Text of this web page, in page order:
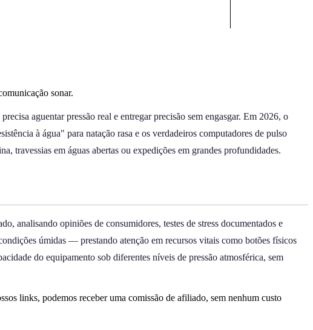
sonar.
aguentar pressão real e entregar precisão sem engasgar. Em 2026, o
à água" para natação rasa e os verdadeiros computadores de pulso
travessias em águas abertas ou expedições em grandes profundidades.
analisando opiniões de consumidores, testes de stress documentados e
úmidas — prestando atenção em recursos vitais como botões físicos
do equipamento sob diferentes níveis de pressão atmosférica, sem
links, podemos receber uma comissão de afiliado, sem nenhum custo